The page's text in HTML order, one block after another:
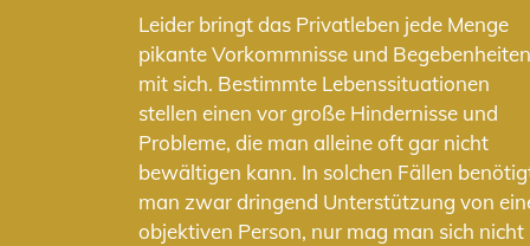
Leider bringt das Privatleben jede Menge
pikante Vorkommnisse und Begebenheiten
mit sich. Bestimmte Lebenssituationen
stellen einen vor große Hindernisse und
Probleme, die man alleine oft gar nicht
bewältigen kann. In solchen Fällen
man zwar dringend Unterstützung von
objektiven Person, nur mag man sich nicht